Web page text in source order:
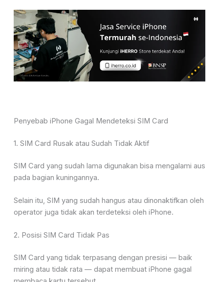
Penyebab iPhone Gagal Mendeteksi SIM Card
1. SIM Card Rusak atau Sudah Tidak Aktif
SIM Card yang sudah lama digunakan bisa mengalami aus
pada bagian kuningannya.
Selain itu, SIM yang sudah hangus atau dinonaktifkan oleh
operator juga tidak akan terdeteksi oleh iPhone.
2. Posisi SIM Card Tidak Pas
SIM Card yang tidak terpasang dengan presisi — baik
miring atau tidak rata — dapat membuat iPhone gagal